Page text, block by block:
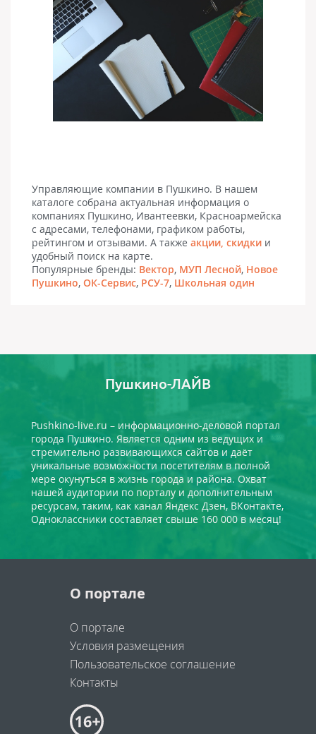
Управляющие компании в Пушкино. В нашем
каталоге собрана актуальная информация о
компаниях Пушкино, Ивантеевки, Красноармейска
с адресами, телефонами, графиком работы,
рейтингом и отзывами. А также акции, скидки и
удобный поиск на карте.
Популярные бренды: Вектор, МУП Лесной, Новое
Пушкино, ОК-Сервис, РСУ-7, Школьная один
Пушкино-ЛАЙВ
Pushkino-live.ru – информационно-деловой портал
города Пушкино. Является одним из ведущих и
стремительно развивающихся сайтов и даёт
уникальные возможности посетителям в полной
мере окунуться в жизнь города и района. Охват
нашей аудитории по порталу и дополнительным
ресурсам, таким, как канал Яндекс Дзен, ВКонтакте,
Одноклассники составляет свыше 160 000 в месяц!
О портале
О портале
Условия размещения
Пользовательское соглашение
Контакты